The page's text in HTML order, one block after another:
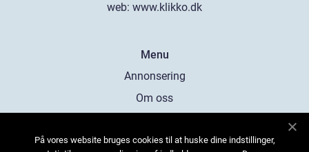
web: www.klikko.dk
Menu
Annonsering
Om oss
Kontakta oss
På vores website bruges cookies til at huske dine indstillinger,